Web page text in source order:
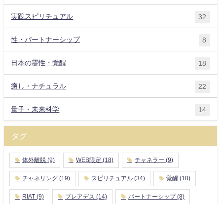
実践スピリチュアル 32
性・パートナーシップ 8
日本の霊性・覚醒 18
癒し・ナチュラル 22
量子・未来科学 14
タグ
体外離脱 (9) WEB限定 (18) チャネラー (9)
チャネリング (19) スピリチュアル (34) 覚醒 (10)
RIAT (9) プレアデス (14) パートナーシップ (8)